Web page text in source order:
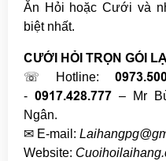
Ăn Hỏi hoặc Cưới và
biệt nhất.
CƯỚI HỎI TRỌN GÓI
☏ Hotline:
- 0917.428.777– Mr
Ngân.
✉ E-mail:
Website: